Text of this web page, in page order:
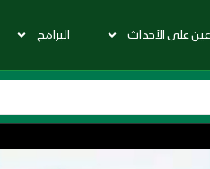
عين على الأحداث البرامج